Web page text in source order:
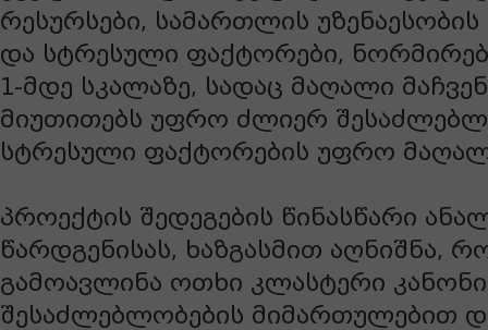
რესურსები, სამართლის
და სტრესული ფაქტორები,
1-მდე სკალაზე, სადაც მაღალი
მიუთითებს უფრო ძლიერ
სტრესული ფაქტორების უფრო მაღალ
პროექტის შედეგების წინასწარი
წარდგენისას, ხაზგასმით აღნიშნა,
გამოავლინა ოთხი კლასტერი
შესაძლებლობების მიმართულებით